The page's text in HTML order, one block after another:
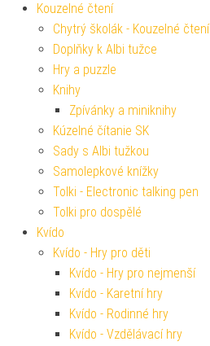
Kouzelné čtení
Chytrý školák - Kouzelné čtení
Doplňky k Albi tužce
Hry a puzzle
Knihy
Zpívánky a miniknihy
Kúzelné čítanie SK
Sady s Albi tužkou
Samolepkové knížky
Tolki - Electronic talking pen
Tolki pro dospělé
Kvído
Kvído - Hry pro děti
Kvído - Hry pro nejmenší
Kvído - Karetní hry
Kvído - Rodinné hry
Kvído - Vzdělávací hry